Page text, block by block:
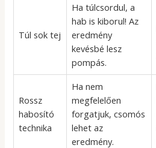
Túl sok tej
Ha túlcsordul, a
hab is kiborul! Az
eredmény
kevésbé lesz
pompás.
Rossz
habosító
technika
Ha nem
megfelelően
forgatjuk, csomós
lehet az
eredmény.